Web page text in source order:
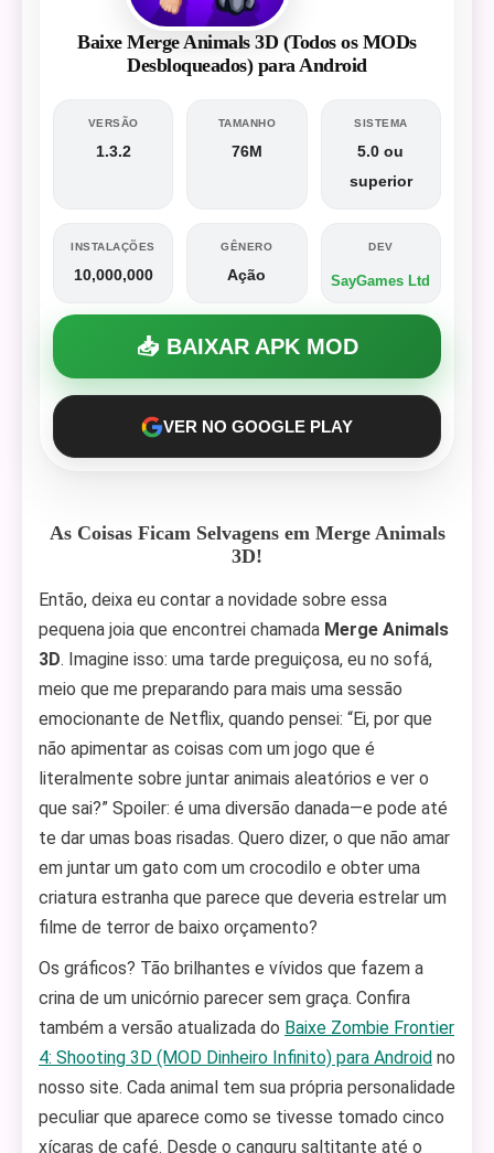
Baixe Merge Animals 3D (Todos os MODs
Desbloqueados) para Android
VERSÃO
1.3.2
TAMANHO
76M
SISTEMA
5.0 ou
superior
INSTALAÇÕES
10,000,000
GÊNERO
Ação
DEV
SayGames Ltd
📥 BAIXAR APK MOD
VER NO GOOGLE PLAY
As Coisas Ficam Selvagens em Merge Animals
3D!
Então, deixa eu contar a novidade sobre essa
pequena joia que encontrei chamada Merge Animals
3D. Imagine isso: uma tarde preguiçosa, eu no sofá,
meio que me preparando para mais uma sessão
emocionante de Netflix, quando pensei: “Ei, por que
não apimentar as coisas com um jogo que é
literalmente sobre juntar animais aleatórios e ver o
que sai?” Spoiler: é uma diversão danada—e pode até
te dar umas boas risadas. Quero dizer, o que não amar
em juntar um gato com um crocodilo e obter uma
criatura estranha que parece que deveria estrelar um
filme de terror de baixo orçamento?
Os gráficos? Tão brilhantes e vívidos que fazem a
crina de um unicórnio parecer sem graça. Confira
também a versão atualizada do Baixe Zombie Frontier
4: Shooting 3D (MOD Dinheiro Infinito) para Android no
nosso site. Cada animal tem sua própria personalidade
peculiar que aparece como se tivesse tomado cinco
xícaras de café. Desde o canguru saltitante até o